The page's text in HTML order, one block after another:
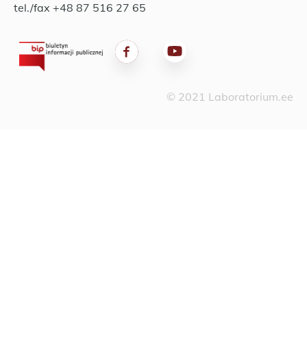
tel./fax +48 87 516 27 65
© 2021 Laboratorium.ee